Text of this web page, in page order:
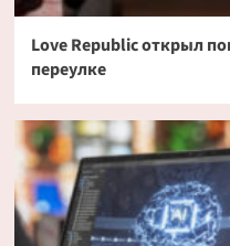
Love Republic открыл
переулке